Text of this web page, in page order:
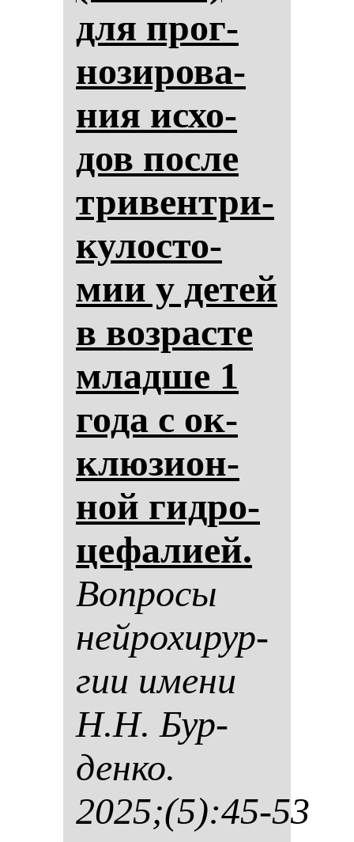
для прог­
но­зи­ро­ва­
ния ис­хо­
дов пос­ле
три­вен­три­
ку­лос­то­
мии у де­тей
в воз­рас­те
млад­ше 1
го­да с ок­
клю­зи­он­
ной гид­ро­
це­фа­ли­ей.
Воп­ро­сы
ней­ро­хи­рур­
гии име­ни
Н.Н. Бур­
ден­ко.
2025;(5):45-53